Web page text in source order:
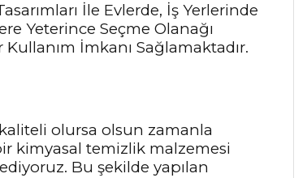
İle Evlerde, İş Yerlerinde
Yeterince Seçme Olanağı
İmkanı Sağlamaktadır.
olursa olsun zamanla
kimyasal temizlik malzemesi
Bu şekilde yapılan